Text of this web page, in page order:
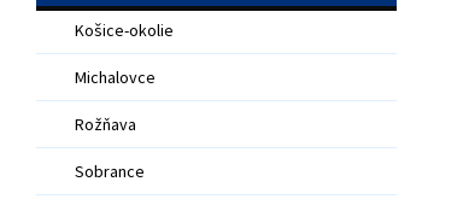
Košice-okolie
Michalovce
Rožňava
Sobrance